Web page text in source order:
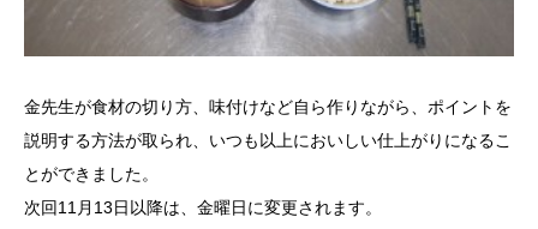
金先生が食材の切り方、味付けなど自ら作りながら、ポイントを
説明する方法が取られ、いつも以上においしい仕上がりになるこ
とができました。
次回11月13日以降は、金曜日に変更されます。